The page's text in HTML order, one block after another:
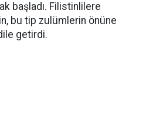
başladı. Filistinlilere
bu tip zulümlerin önüne
getirdi.